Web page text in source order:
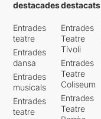
destacades
Entrades
teatre
Entrades
dansa
Entrades
musicals
Entrades
teatre
destacats
Entrades
Teatre
Tívoli
Entrades
Teatre
Coliseum
Entrades
Teatre